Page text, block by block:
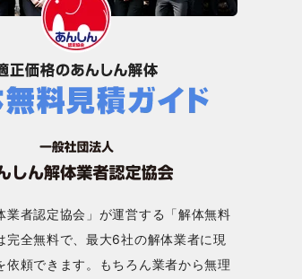
業者認定協会」が運営する「解体無料
完全無料で、最大6社の解体業者に現
依頼できます。もちろん業者から無理